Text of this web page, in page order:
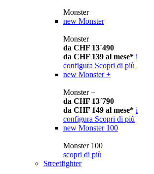
Monster
new Monster
Monster
da CHF 13´490
da CHF 139 al mese* i
configura Scopri di più
new Monster +
Monster +
da CHF 13´790
da CHF 149 al mese* i
configura Scopri di più
new Monster 100
Monster 100
scopri di più
Streetfighter